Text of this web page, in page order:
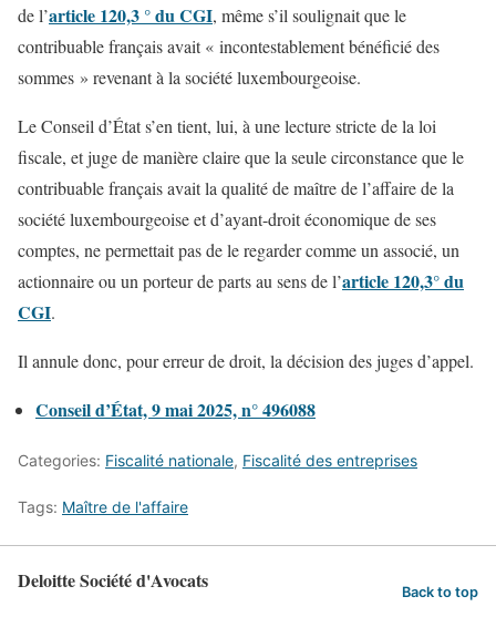
de l’article 120,3 ° du CGI, même s’il soulignait que le
contribuable français avait « incontestablement bénéficié des
sommes » revenant à la société luxembourgeoise.
Le Conseil d’État s’en tient, lui, à une lecture stricte de la loi
fiscale, et juge de manière claire que la seule circonstance que le
contribuable français avait la qualité de maître de l’affaire de la
société luxembourgeoise et d’ayant-droit économique de ses
comptes, ne permettait pas de le regarder comme un associé, un
actionnaire ou un porteur de parts au sens de l’article 120,3° du
CGI.
Il annule donc, pour erreur de droit, la décision des juges d’appel.
Conseil d’État, 9 mai 2025, n° 496088
Categories: Fiscalité nationale, Fiscalité des entreprises
Tags: Maître de l'affaire
Deloitte Société d'Avocats Back to top